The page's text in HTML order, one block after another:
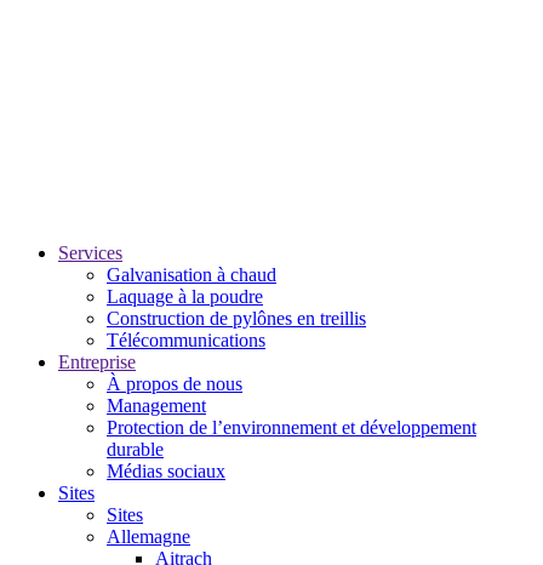
Services
Galvanisation à chaud
Laquage à la poudre
Construction de pylônes en treillis
Télécommunications
Entreprise
À propos de nous
Management
Protection de l’environnement et développement
durable
Médias sociaux
Sites
Sites
Allemagne
Aitrach